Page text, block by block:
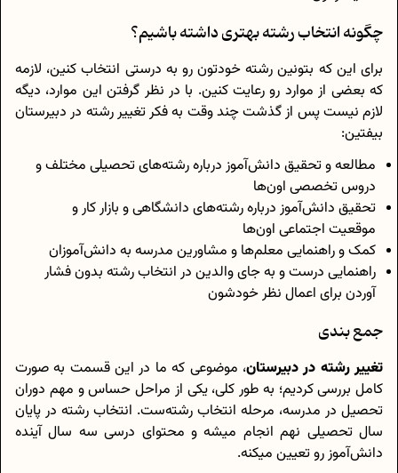
چگونه انتخاب رشته بهتری داشته باشیم؟
برای این که بتونین رشته خودتون رو به درستی انتخاب کنین، لازمه
که بعضی از موارد رو رعایت کنین. با در نظر گرفتن این موارد، دیگه
لازم نیست پس از گذشت چند وقت به فکر تغییر رشته در دبیرستان
بیفتین:
مطالعه و تحقیق دانش‌آموز درباره رشته‌های تحصیلی مختلف و
دروس تخصصی اون‌ها
تحقیق دانش‌آموز درباره رشته‌های دانشگاهی و بازار کار و
موقعیت اجتماعی اون‌ها
کمک و راهنمایی معلم‌ها و مشاورین مدرسه به دانش‌آموزان
راهنمایی درست و به جای والدین در انتخاب رشته بدون فشار
آوردن برای اعمال نظر خودشون
جمع بندی
تغییر رشته در دبیرستان، موضوعی که ما در این قسمت به صورت
کامل بررسی کردیم؛ به طور کلی، یکی از مراحل حساس و مهم دوران
تحصیل در مدرسه، مرحله انتخاب رشته‌ست. انتخاب رشته در پایان
سال تحصیلی نهم انجام میشه و محتوای درسی سه سال آینده
دانش‌آموز رو تعیین میکنه.